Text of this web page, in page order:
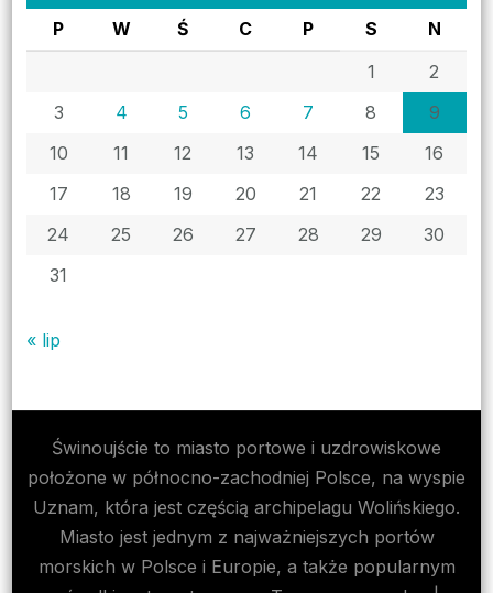
P W Ś C P S
N
1
2
3
4 5 6 7 8
9
10
11 12 13 14 15
16
17
18 19 20 21 22
23
24
25 26 27 28 29
30
31
« lip
Świnoujście to miasto portowe i uzdrowiskowe
położone w północno-zachodniej Polsce, na wyspie
Uznam, która jest częścią archipelagu Wolińskiego.
Miasto jest jednym z najważniejszych portów
morskich w Polsce i Europie, a także popularnym